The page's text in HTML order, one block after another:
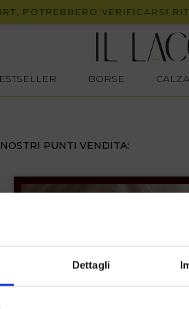
Dettagli
POTREBBERO VERIFICARSI
BORSE
PUNTI VENDITA: